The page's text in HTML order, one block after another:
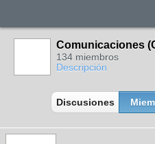
Comunicaciones
134 miembros
Descripción
Discusiones